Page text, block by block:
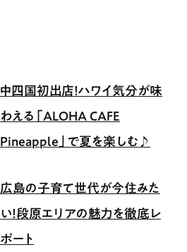
中四国初出店！ハワイ気分が味
わえる「ALOHA CAFE
Pineapple」で夏を楽しむ♪
広島の子育て世代が今住みた
い！段原エリアの魅力を徹底レ
ポート